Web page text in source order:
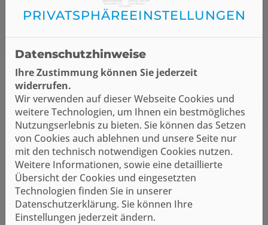
3D-Badplaner
Mit dem 3D-Badplaner haben Sie die
Möglichkeit Ihr Bad direkt auf
unserer Webseite zu planen.
jetzt planen
PRIVATSPHÄRE­EINSTELLUNGEN
Datenschutzhinweise
Ihre Zustimmung können Sie jederzeit
widerrufen.
Wir verwenden auf dieser Webseite Cookies und
weitere Technologien, um Ihnen ein bestmögliches
Nutzungserlebnis zu bieten. Sie können das Setzen
von Cookies auch ablehnen und unsere Seite nur
mit den technisch notwendigen Cookies nutzen.
Weitere Informationen, sowie eine detaillierte
Übersicht der Cookies und eingesetzten
Technologien finden Sie in unserer
Datenschutzerklärung. Sie können Ihre
Einstellungen jederzeit ändern.